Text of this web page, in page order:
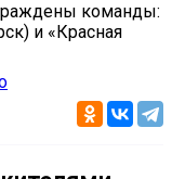
команды:
и «Красная